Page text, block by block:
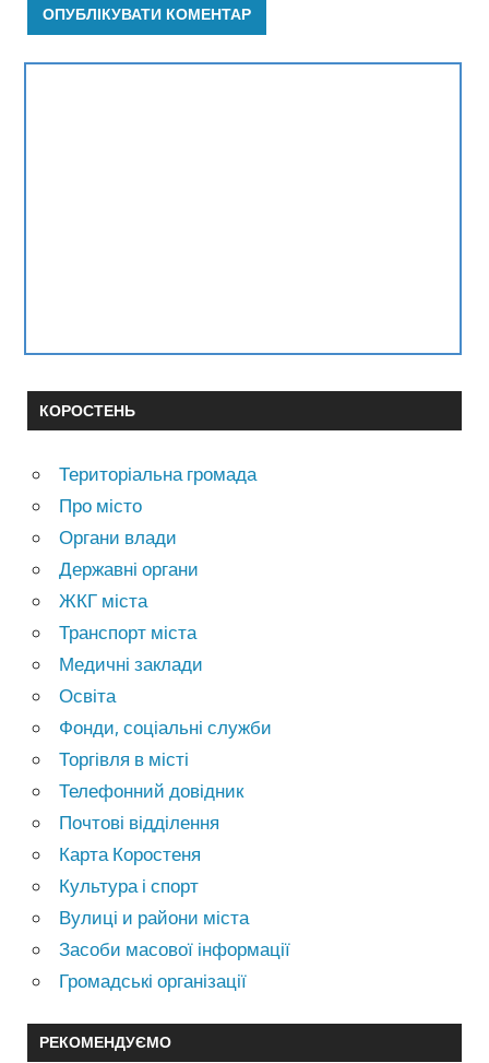
КОРОСТЕНЬ
Територіальна громада
Про місто
Органи влади
Державні органи
ЖКГ міста
Транспорт міста
Медичні заклади
Освіта
Фонди, соціальні служби
Торгівля в місті
Телефонний довідник
Почтові відділення
Карта Коростеня
Культура і спорт
Вулиці и райони міста
Засоби масової інформації
Громадські організації
РЕКОМЕНДУЄМО